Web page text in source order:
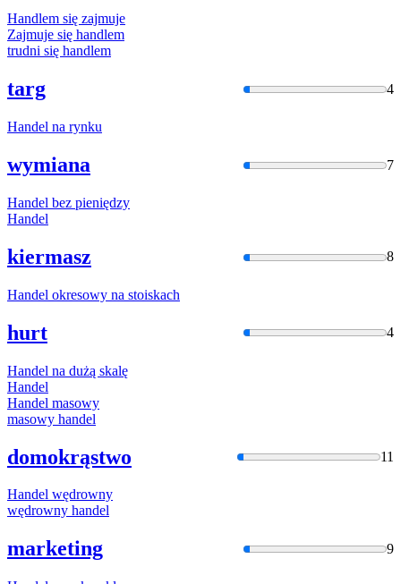
Handlem się zajmuje
Zajmuje się handlem
trudni się handlem
targ 4
Handel na rynku
wymiana 7
Handel bez pieniędzy
Handel
kiermasz 8
Handel okresowy na stoiskach
hurt 4
Handel na dużą skalę
Handel
Handel masowy
masowy handel
domokrąstwo 11
Handel wędrowny
wędrowny handel
marketing 9